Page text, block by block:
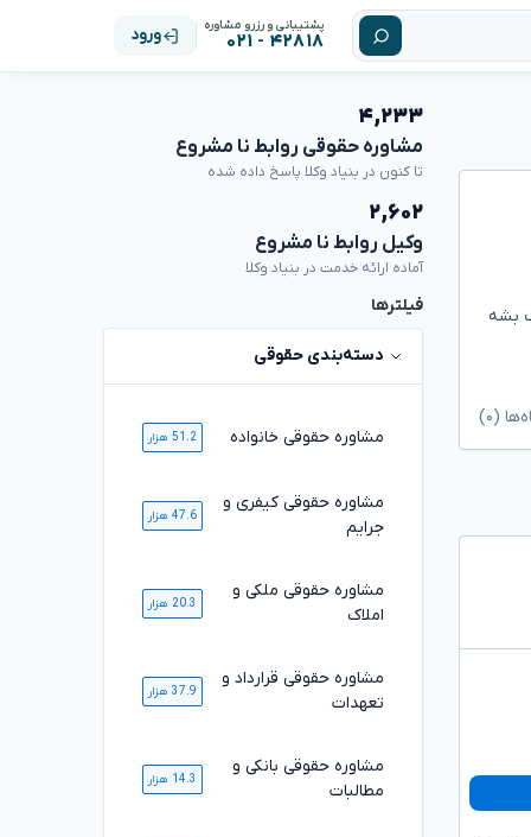
پشتیبانی و رزرو مشاوره
۴۲۸۱۸ - ۰۲۱ ورود
بشه
(۰)
۴,۲۳۳
مشاوره حقوقی روابط نا مشروع
تا کنون در بنیاد وکلا پاسخ داده شده
۲,۶۰۲
وکیل روابط نا مشروع
آماده ارائه خدمت در بنیاد وکلا
فیلترها
دسته‌بندی حقوقی
مشاوره حقوقی خانواده 51.2 هزار
مشاوره حقوقی کیفری و
جرایم
47.6 هزار
مشاوره حقوقی ملکی و
املاک
20.3 هزار
مشاوره حقوقی قرارداد و
تعهدات
37.9 هزار
مشاوره حقوقی بانکی و
مطالبات
14.3 هزار